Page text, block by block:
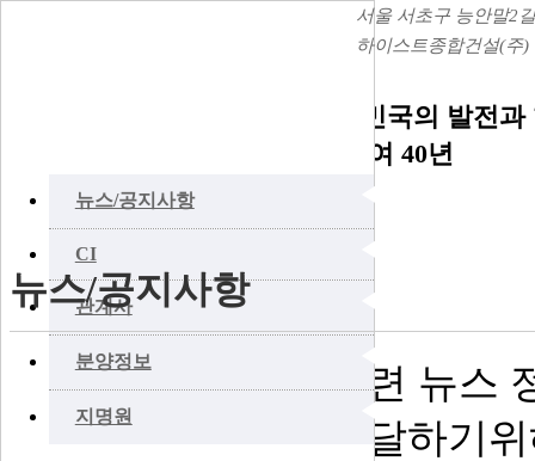
대한민국의 발전
설 참여 40년
뉴스/공지사항
CI
관계사
분양정보
지명원
뉴스/공지사항
공지사항 및 최신 관련 뉴스
고 정확한 정보를 전달하기
서울 서초구 능안말2
하이스트종합건설(주)